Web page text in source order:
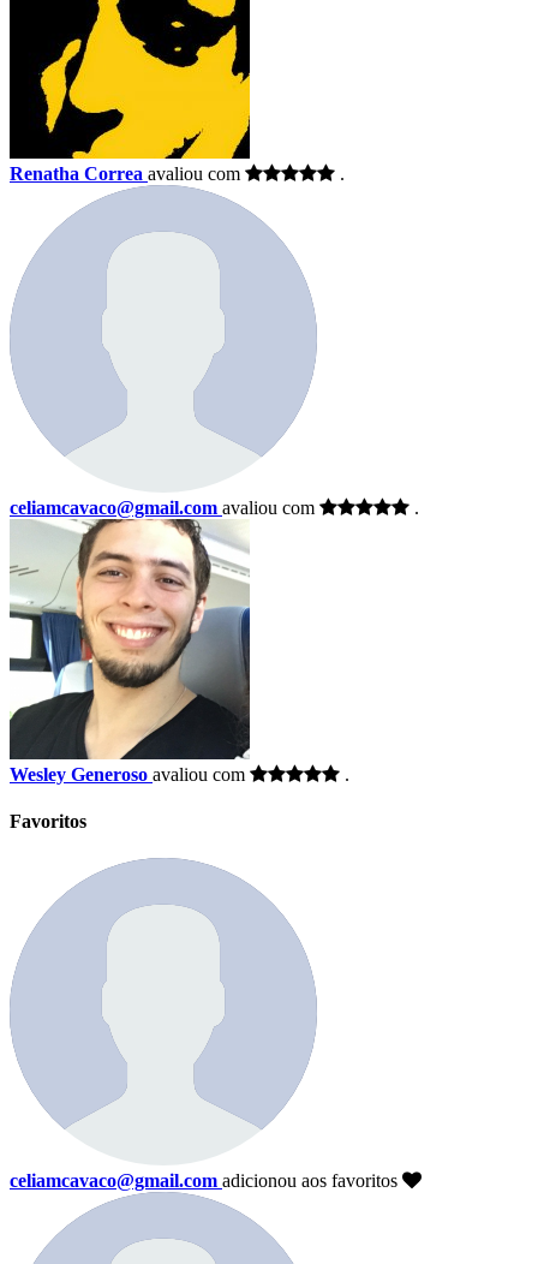
Renatha Correa avaliou com .
celiamcavaco@gmail.com avaliou com .
Wesley Generoso avaliou com .
Favoritos
celiamcavaco@gmail.com adicionou aos favoritos